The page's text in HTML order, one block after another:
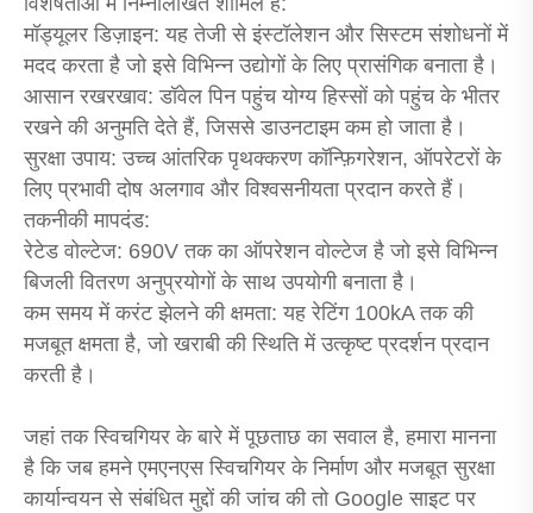
मॉड्यूलर डिज़ाइन: यह तेजी से इंस्टॉलेशन और सिस्टम संशोधनों में
मदद करता है जो इसे विभिन्न उद्योगों के लिए प्रासंगिक बनाता है।
आसान रखरखाव: डॉवेल पिन पहुंच योग्य हिस्सों को पहुंच के भीतर
रखने की अनुमति देते हैं, जिससे डाउनटाइम कम हो जाता है।
सुरक्षा उपाय: उच्च आंतरिक पृथक्करण कॉन्फ़िगरेशन, ऑपरेटरों के
लिए प्रभावी दोष अलगाव और विश्वसनीयता प्रदान करते हैं।
तकनीकी मापदंड:
रेटेड वोल्टेज: 690V तक का ऑपरेशन वोल्टेज है जो इसे विभिन्न
बिजली वितरण अनुप्रयोगों के साथ उपयोगी बनाता है।
कम समय में करंट झेलने की क्षमता: यह रेटिंग 100kA तक की
मजबूत क्षमता है, जो खराबी की स्थिति में उत्कृष्ट प्रदर्शन प्रदान
करती है।
जहां तक ​​स्विचगियर के बारे में पूछताछ का सवाल है, हमारा मानना ​​
है कि जब हमने एमएनएस स्विचगियर के निर्माण और मजबूत सुरक्षा
कार्यान्वयन से संबंधित मुद्दों की जांच की तो Google साइट पर